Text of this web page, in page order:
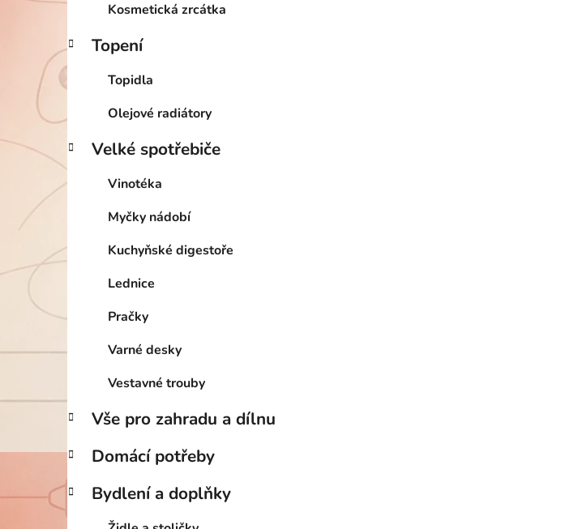
Kosmetická zrcátka
Topení
Topidla
Olejové radiátory
Velké spotřebiče
Vinotéka
Myčky nádobí
Kuchyňské digestoře
Lednice
Pračky
Varné desky
Vestavné trouby
Vše pro zahradu a dílnu
Domácí potřeby
Bydlení a doplňky